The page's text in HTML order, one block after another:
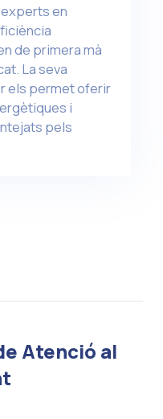
en
de primera mà
La seva
els permet oferir
i
pels
Atenció al